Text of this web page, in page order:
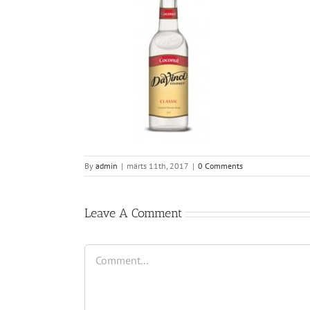
By admin | märts 11th, 2017 | 0 Comments
Leave A Comment
Comment